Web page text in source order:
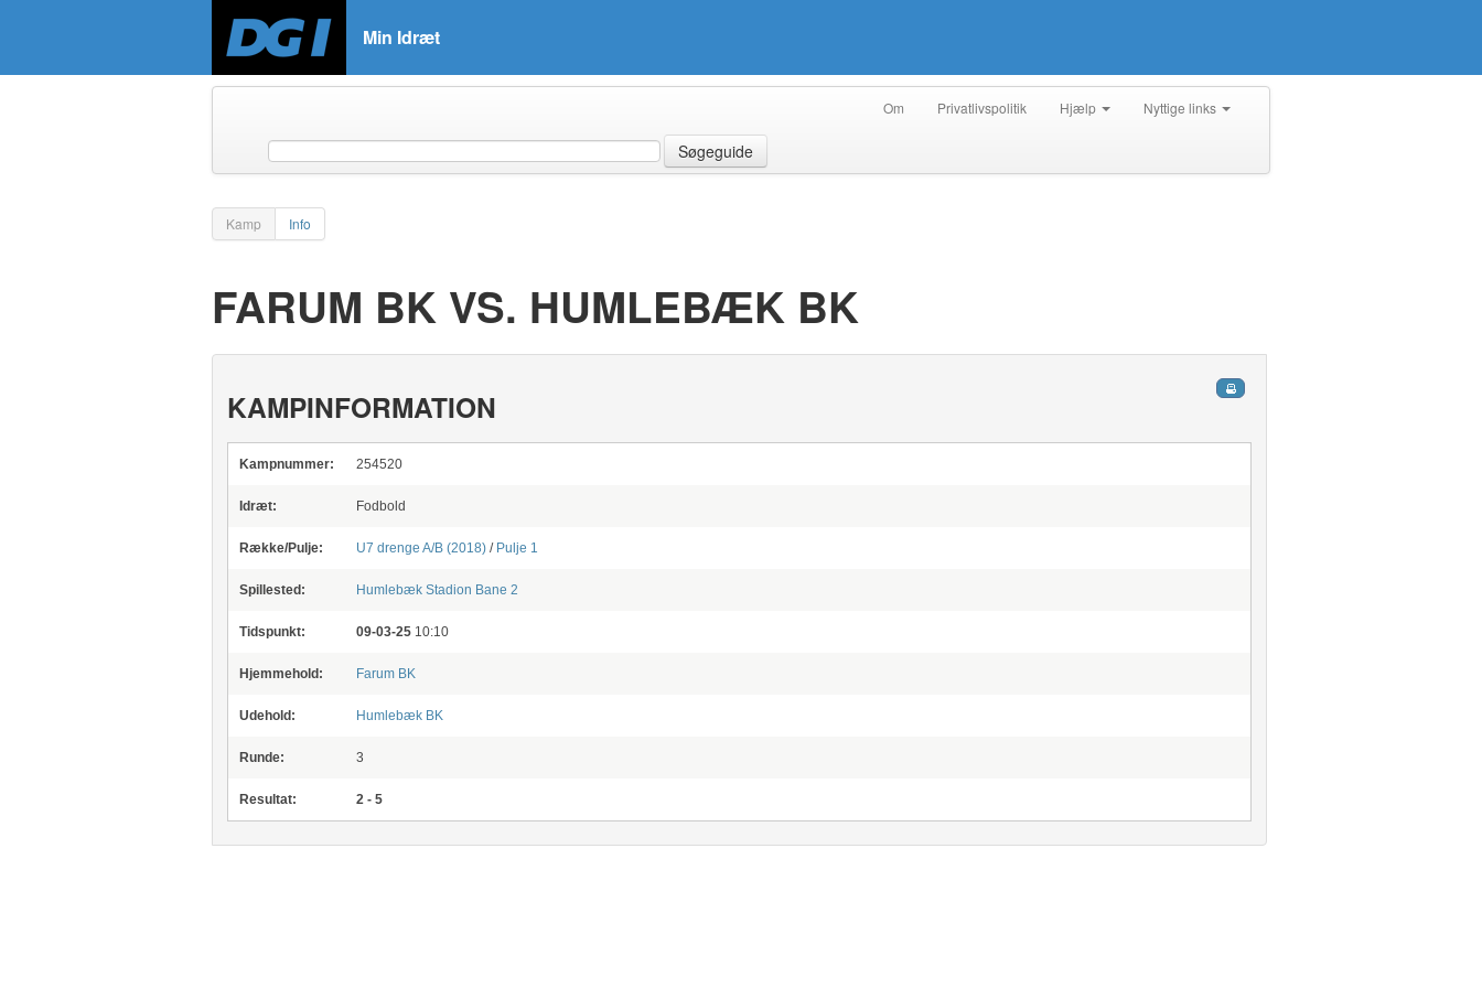
Min Idræt
Om Privatlivspolitik Hjælp Nyttige links
Søgeguide
Kamp Info
FARUM BK VS. HUMLEBÆK BK
KAMPINFORMATION
Kampnummer: 254520
Idræt: Fodbold
Række/Pulje: U7 drenge A/B (2018)/ Pulje 1
Spillested: Humlebæk Stadion Bane 2
Tidspunkt: 09-03-25 10:10
Hjemmehold: Farum BK
Udehold: Humlebæk BK
Runde: 3
Resultat: 2 - 5